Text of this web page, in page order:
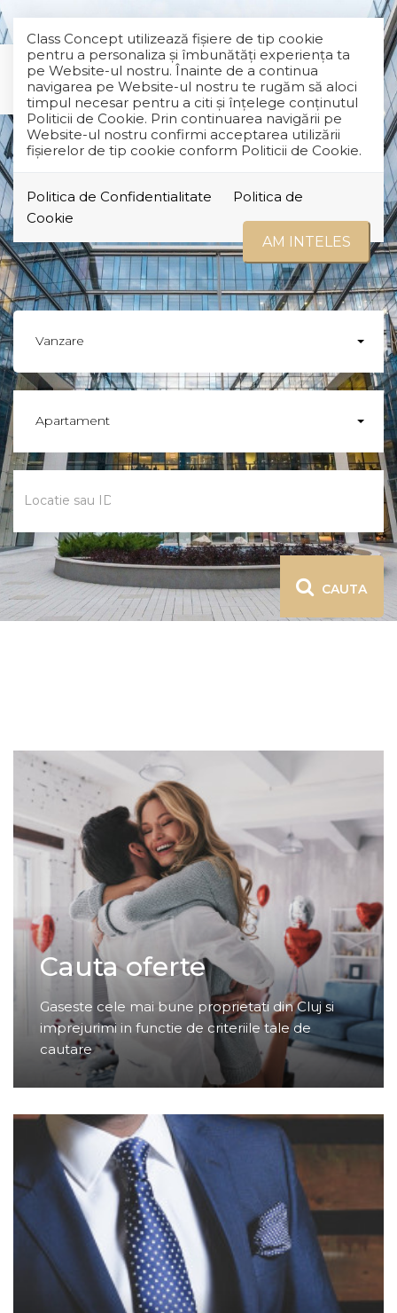
Class Concept utilizează fişiere de tip cookie
pentru a personaliza și îmbunătăți experiența ta
pe Website-ul nostru. Înainte de a continua
navigarea pe Website-ul nostru te rugăm să aloci
timpul necesar pentru a citi și înțelege conținutul
Politicii de Cookie. Prin continuarea navigării pe
Website-ul nostru confirmi acceptarea utilizării
fişierelor de tip cookie conform Politicii de Cookie.
Politica de Confidentialitate
Politica de
Cookie
AM INTELES
Vanzare
Apartament
CAUTA
Cauta oferte
Gaseste cele mai bune proprietati din Cluj si
imprejurimi in functie de criteriile tale de
cautare